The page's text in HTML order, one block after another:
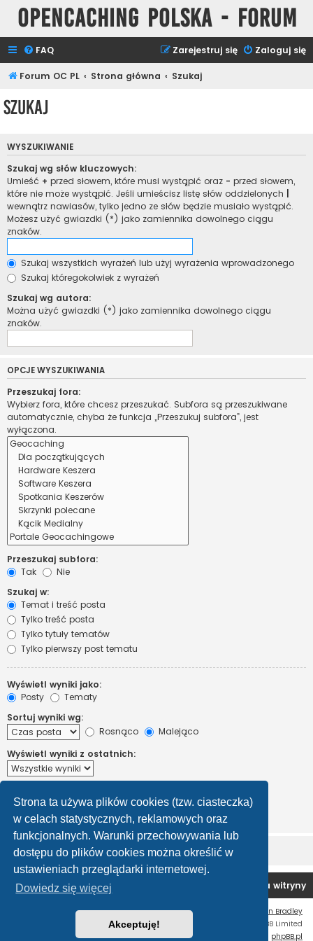
Strona ta używa plików cookies (tzw. ciasteczka)
w celach statystycznych, reklamowych oraz
funkcjonalnych. Warunki przechowywania lub
dostępu do plików cookies można określić w
ustawieniach przeglądarki internetowej.
Dowiedz się więcej
Akceptuję!
Opencaching Polska - Forum
FAQ Zaloguj się
Zarejestruj się
Forum OC PL Strona główna Szukaj
Szukaj
WYSZUKIWANIE
Szukaj wg słów kluczowych:
Umieść + przed słowem, które musi wystąpić oraz - przed słowem,
które nie może wystąpić. Jeśli umieścisz listę słów oddzielonych
wewnątrz nawiasów, tylko jedno ze słów będzie musiało wystąpić.
Możesz użyć gwiazdki (*) jako zamiennika dowolnego ciągu
znaków.
Szukaj wszystkich wyrażeń lub użyj wyrażenia wprowadzonego
Szukaj któregokolwiek z wyrażeń
Szukaj wg autora:
Można użyć gwiazdki (*) jako zamiennika dowolnego ciągu
znaków.
OPCJE WYSZUKIWANIA
Przeszukaj fora:
Wybierz fora, które chcesz przeszukać. Subfora są przeszukiwane
automatycznie, chyba że funkcja „Przeszukuj subfora”, jest
wyłączona.
Przeszukaj subfora:
Tak
Nie
Szukaj w:
Temat i treść posta
Tylko treść posta
Tylko tytuły tematów
Tylko pierwszy post tematu
Wyświetl wyniki jako:
Posty
Tematy
Sortuj wyniki wg:
Rosnąco
Malejąco
Wyświetl wyniki z ostatnich:
Ustaw 0, aby wyświetlić cały post.
znaków w poście
Forum OC PL Strona główna Usuń ciasteczka witryny
Ian Bradley
Technologię dostarczaphpBB
® Forum Software © phpBB Limited
Polski pakiet językowy dostarcza phpBB.pl